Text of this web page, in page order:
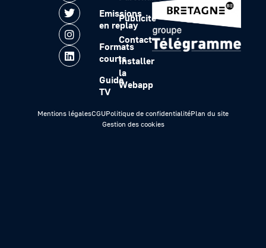
Emissions
en replay
Formats
courts
Guide
TV
Publicité
Contact
Installer
la
Webapp
Mentions légalesCGUPolitique de confidentialitéPlan du site
Gestion des cookies